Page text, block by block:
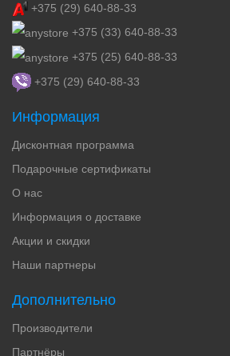
+375 (29) 640-88-33
+375 (33) 640-88-33
+375 (25) 640-88-33
+375 (29) 640-88-33
Информация
Дисконтная программа
Подарочные сертификаты
О нас
Информация о доставке
Акции и скидки
Наши партнеры
Дополнительно
Производители
Партнёры